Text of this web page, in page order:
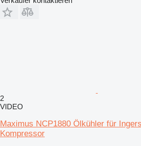
2
VIDEO
Maximus NCP1880 Ölkühler für
Kompressor